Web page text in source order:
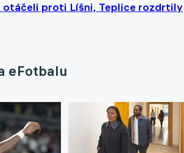
otáčeli proti Líšni, Teplice rozdrtily
eFotbalu